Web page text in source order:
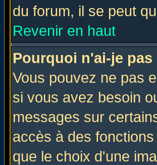
du forum, il se peut
Revenir en haut
Pourquoi n'ai-je
Vous pouvez ne pas
si vous avez besoin
messages sur
accès à des
que le choix d'une